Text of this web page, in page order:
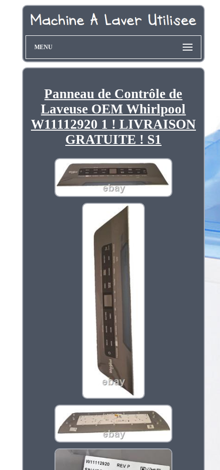
MENU
Panneau de Contrôle de
Laveuse OEM Whirlpool
W11112920 1 ! LIVRAISON
GRATUITE ! S1